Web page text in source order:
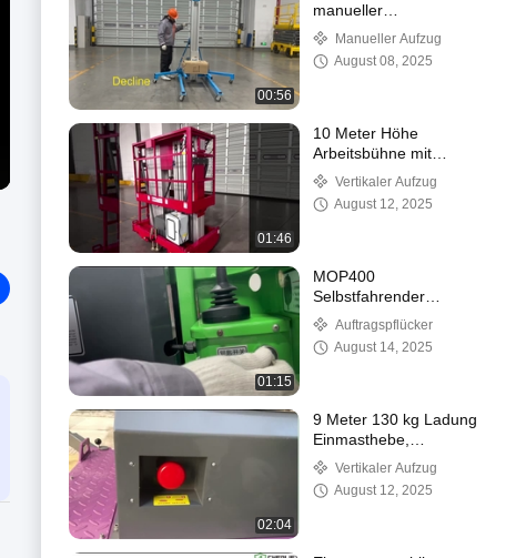
00:56
manueller
Materialhebefunktion
Manueller Aufzug
August 08, 2025
01:46
10 Meter Höhe
Arbeitsbühne mit
Doppelmast
hydraulischer Vertikallift
Vertikaler Aufzug
August 12, 2025
01:15
MOP400
Selbstfahrender
Kommissionierer mit
Elektroantrieb
Auftragspflücker
August 14, 2025
02:04
9 Meter 130 kg Ladung
Einmasthebe,
Aluminium mobile
Luftarbeitsplattform
Vertikaler Aufzug
August 12, 2025